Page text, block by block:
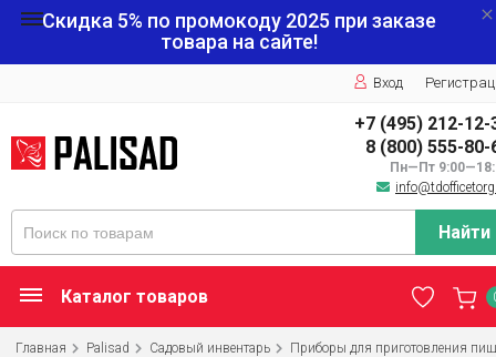
Скидка 5% по промокоду 2025 при заказе
товара на сайте!
Вход
+7 (495) 212-12-
8 (800) 555-80-
Пн—Пт
Найти
Каталог товаров
Главная Palisad Садовый инвентарь Приборы для приготовления